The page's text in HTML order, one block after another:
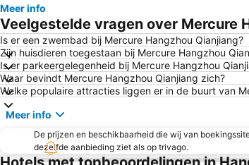
Meer info
Veelgestelde vragen over Mercure
Is er een zwembad bij Mercure Hangzhou Qianjiang?
Zijn huisdieren toegestaan bij Mercure Hangzhou
Is er parkeergelegenheid bij Mercure Hangzhou
Waar bevindt Mercure Hangzhou Qianjiang zich?
Welke populaire attracties liggen er in de buurt van
Meer info
De prijzen en beschikbaarheid die wij van
dezelfde aanbieding ziet als op trivago.